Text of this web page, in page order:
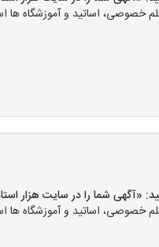
خصوصی، اساتید و آموزشگاه ها
را در سایت هزار استاد دیده ام و کد
خصوصی، اساتید و آموزشگاه ها